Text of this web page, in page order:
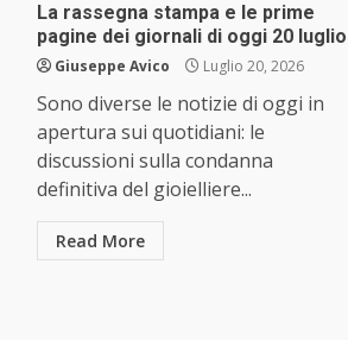
La rassegna stampa e le prime
pagine dei giornali di oggi 20 luglio
Giuseppe Avico Luglio 20, 2026
Sono diverse le notizie di oggi in
apertura sui quotidiani: le
discussioni sulla condanna
definitiva del gioielliere...
Read More